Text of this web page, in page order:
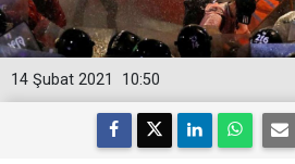
10:50
14 Şubat 2021